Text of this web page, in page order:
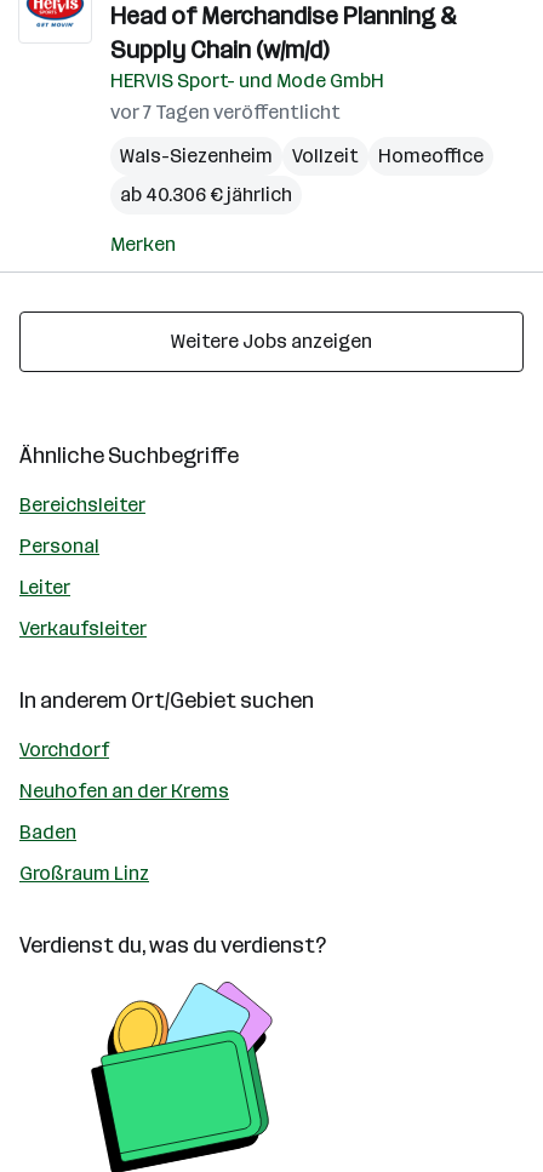
Head of Merchandise Planning &
Supply Chain (w/m/d)
HERVIS Sport- und Mode GmbH
vor 7 Tagen veröffentlicht
Wals-Siezenheim
Vollzeit
Homeoffice
ab 40.306 € jährlich
Merken
Weitere Jobs anzeigen
Ähnliche Suchbegriffe
Bereichsleiter
Personal
Leiter
Verkaufsleiter
In anderem Ort/Gebiet suchen
Vorchdorf
Neuhofen an der Krems
Baden
Großraum Linz
Verdienst du, was du verdienst?